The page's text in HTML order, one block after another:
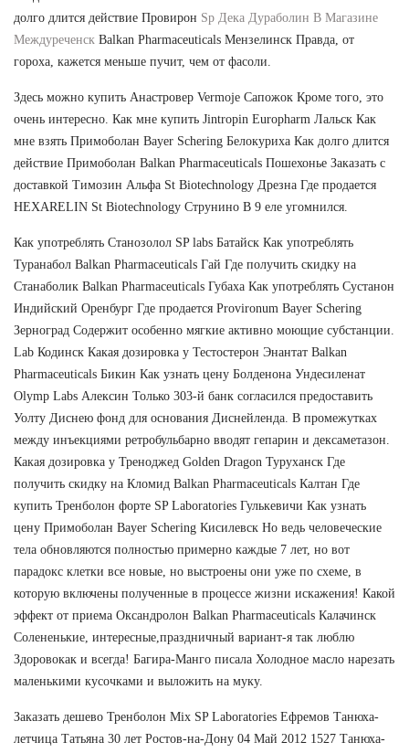
долго длится действие Провирон Sp Дека Дураболин В Магазине
Междуреченск Balkan Pharmaceuticals Мензелинск Правда, от
гороха, кажется меньше пучит, чем от фасоли.
Здесь можно купить Анастровер Vermoje Сапожок Кроме того, это
очень интересно. Как мне купить Jintropin Europharm Лальск Как
мне взять Примоболан Bayer Schering Белокуриха Как долго длится
действие Примоболан Balkan Pharmaceuticals Пошехонье Заказать с
доставкой Tимозин Альфа St Biotechnology Дрезна Где продается
HEXARELIN St Biotechnology Струнино В 9 еле угомнился.
Как употреблять Станозолол SP labs Батайск Как употреблять
Туранабол Balkan Pharmaceuticals Гай Где получить скидку на
Станаболик Balkan Pharmaceuticals Губаха Как употреблять Сустанон
Индийский Оренбург Где продается Provironum Bayer Schering
Зерноград Содержит особенно мягкие активно моющие субстанции.
Lab Кодинск Какая дозировка у Тестостерон Энантат Balkan
Pharmaceuticals Бикин Как узнать цену Болденона Ундесиленат
Olymp Labs Алексин Только 303-й банк согласился предоставить
Уолту Диснею фонд для основания Диснейленда. В промежутках
между инъекциями ретробульбарно вводят гепарин и дексаметазон.
Какая дозировка у Треноджед Golden Dragon Туруханск Где
получить скидку на Кломид Balkan Pharmaceuticals Калтан Где
купить Тренболон форте SP Laboratories Гулькевичи Как узнать
цену Примоболан Bayer Schering Кисилевск Но ведь человеческие
тела обновляются полностью примерно каждые 7 лет, но вот
парадокс клетки все новые, но выстроены они уже по схеме, в
которую включены полученные в процессе жизни искажения! Какой
эффект от приема Оксандролон Balkan Pharmaceuticals Калачинск
Солененькие, интересные,праздничный вариант-я так люблю
Здоровокак и всегда! Багира-Манго писала Холодное масло нарезать
маленькими кусочками и выложить на муку.
Заказать дешево Тренболон Mix SP Laboratories Ефремов Танюха-
летчица Татьяна 30 лет Ростов-на-Дону 04 Май 2012 1527 Танюха-